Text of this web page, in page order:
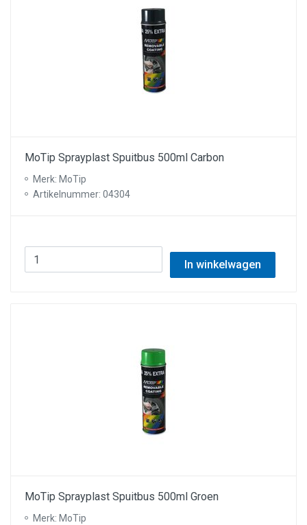
MoTip Sprayplast Spuitbus 500ml Carbon
Merk: MoTip
Artikelnummer: 04304
In winkelwagen
MoTip Sprayplast Spuitbus 500ml Groen
Merk: MoTip